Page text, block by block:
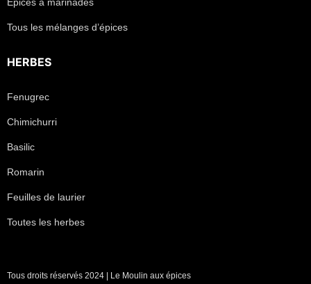
Tous les mélanges d’épices
HERBES
Fenugrec
Chimichurri
Basilic
Romarin
Feuilles de laurier
Toutes les herbes
Tous droits réservés 2024 | Le Moulin aux épices